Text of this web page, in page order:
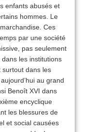
enfants abusés et
hommes. Le
Ces
par une société
pas seulement
dans les institutions
surtout dans les
au grand
Benoît XVI dans
encyclique
les blessures de
et social causées